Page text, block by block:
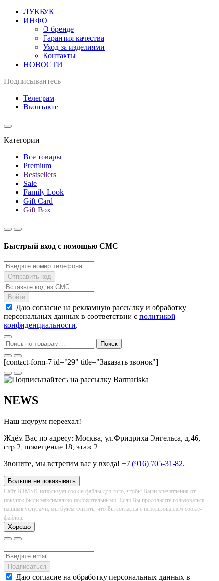
ЛУКБУК
ИНФО
О бренде
Гарантия качества
Уход за изделиями
Контакты
НОВОСТИ
Подписывайтесь
Телеграм
Вконтакте
Категории
Все товары
Premium
Bestsellers
Sale
Family Look
Gift Card
Gift Box
Быстрый вход с помощью СМС
Даю согласие на рекламную рассылку и обработку
персональных данных в соответствии с политикой
конфиденциальности.
Искать: Поиск
[contact-form-7 id="29" title="Заказать звонок"]
NEWS
Наш шоурум переехал!
Ждём Вас по адресу: Москва, ул.Фридриха Энгельса, д.46,
стр.2, помещение 18, этаж 2
Звоните, мы встретим вас у входа! +7 (916) 705-31-82.
Больше не показывать
Сайт BRMSK использует cookie-файлы для того, чтобы Ваши впечатления от
покупок были максимально положительными. Если Вы продолжите пользоваться
нашими услугами, мы будем считать, что Вы согласны с использованием cookie-
файлов.
Хорошо
Даю согласие на обработку персональных данных в